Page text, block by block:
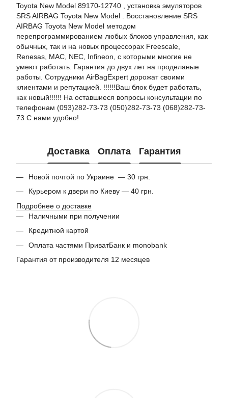
Toyota New Model 89170-12740 , установка эмуляторов
SRS AIRBAG Toyota New Model . Восстановление SRS
AIRBAG Toyota New Model методом
перепрограммированием любых блоков управления, как
обычных, так и на новых процессорах Freescale,
Renesas, MAC, NEC, Infineon, с которыми многие не
умеют работать. Гарантия до двух лет на проделаные
работы. Сотрудники AirBagExpert дорожат своими
клиентами и репутацией. !!!!!!Ваш блок будет работать,
как новый!!!!!! На оставшиеся вопросы консультации по
телефонам (093)282-73-73 (050)282-73-73 (068)282-73-
73 С нами удобно!
Доставка Оплата Гарантия
Новой почтой по Украине — 30 грн.
Курьером к двери по Киеву — 40 грн.
Подробнее о доставке
Наличными при получении
Кредитной картой
Оплата частями ПриватБанк и monobank
Гарантия от производителя 12 месяцев